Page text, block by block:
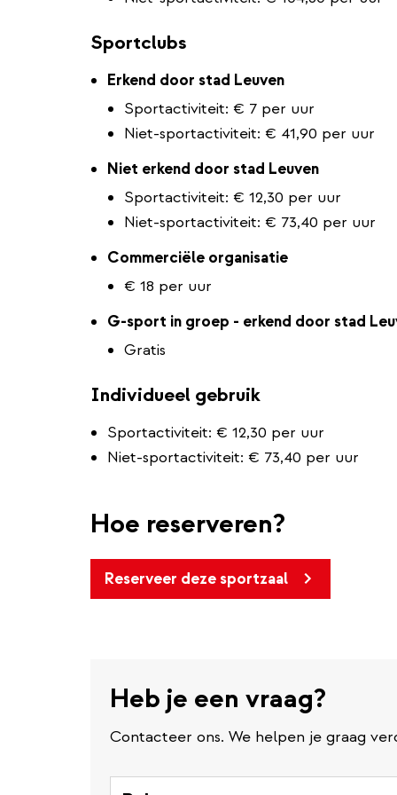
Sportclubs
Erkend door stad Leuven
Sportactiviteit: € 7 per uur
Niet-sportactiviteit: € 41,90 per uur
Niet erkend door stad Leuven
Sportactiviteit: € 12,30 per uur
Niet-sportactiviteit: € 73,40 per uur
Commerciële organisatie
€ 18 per uur
​​​​​​G-sport in groep - erkend door stad
Gratis
Individueel gebruik
Sportactiviteit: € 12,30 per uur
Niet-sportactiviteit: € 73,40 per uur
Hoe reserveren?
Reserveer deze sportzaal
Heb je een vraag?
Contacteer ons. We helpen je graag